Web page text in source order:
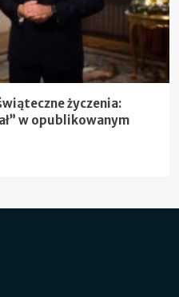
życzenia:
w opublikowanym